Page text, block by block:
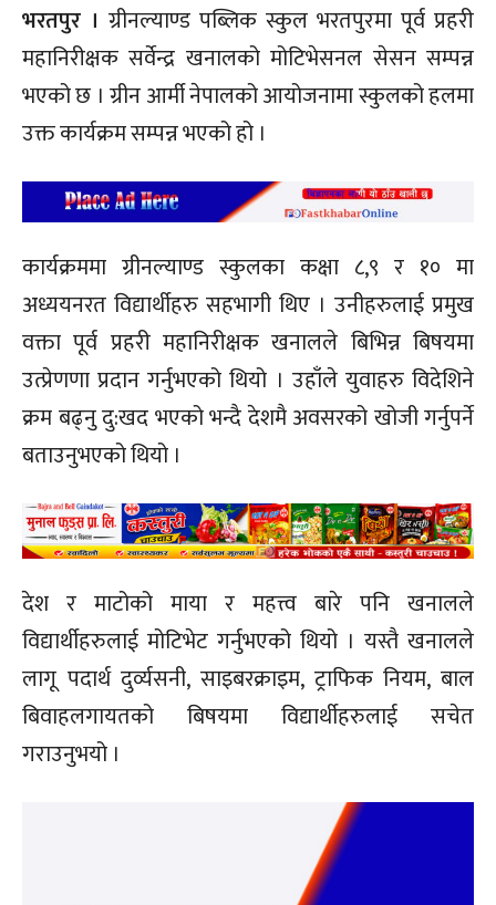
भरतपुर । ग्रीनल्याण्ड पब्लिक स्कुल भरतपुरमा पूर्व प्रहरी
महानिरीक्षक सर्वेन्द्र खनालको मोटिभेसनल सेसन सम्पन्न
भएको छ । ग्रीन आर्मी नेपालको आयोजनामा स्कुलको हलमा
उक्त कार्यक्रम सम्पन्न भएको हो ।
कार्यक्रममा ग्रीनल्याण्ड स्कुलका कक्षा ८,९ र १० मा
अध्ययनरत विद्यार्थीहरु सहभागी थिए । उनीहरुलाई प्रमुख
वक्ता पूर्व प्रहरी महानिरीक्षक खनालले बिभिन्न बिषयमा
उत्प्रेणणा प्रदान गर्नुभएको थियो । उहाँले युवाहरु विदेशिने
क्रम बढ्नु दु:खद भएको भन्दै देशमै अवसरको खोजी गर्नुपर्ने
बताउनुभएको थियो ।
देश र माटोको माया र महत्त्व बारे पनि खनालले
विद्यार्थीहरुलाई मोटिभेट गर्नुभएको थियो । यस्तै खनालले
लागू पदार्थ दुर्व्यसनी, साइबरक्राइम, ट्राफिक नियम, बाल
बिवाहलगायतको बिषयमा विद्यार्थीहरुलाई सचेत
गराउनुभयो ।